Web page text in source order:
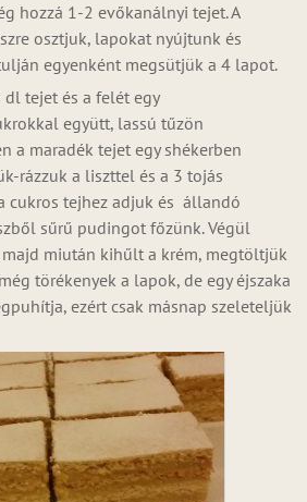
hozzá 1-2 evőkanálnyi tejet. A
osztjuk, lapokat nyújtunk és
egyenként megsütjük a 4 lapot.
tejet és a felét egy
együtt, lassú tűzön
a maradék tejet egy shékerben
rázzuk a liszttel és a 3 tojás
cukros tejhez adjuk és állandó
sűrű pudingot főzünk. Végül
miután kihűlt a krém, megtöltjük
törékenyek a lapok, de egy éjszaka
ezért csak másnap szeleteljük